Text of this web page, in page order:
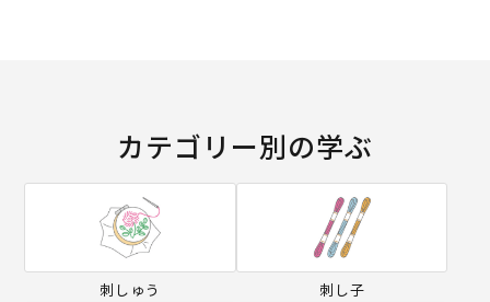
カテゴリー別の学ぶ
刺しゅう 刺し子